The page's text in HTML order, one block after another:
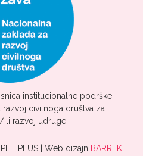
institucionalne podrške
razvoj civilnoga društva za
razvoj udruge.
PLUS | Web dizajn BARREK